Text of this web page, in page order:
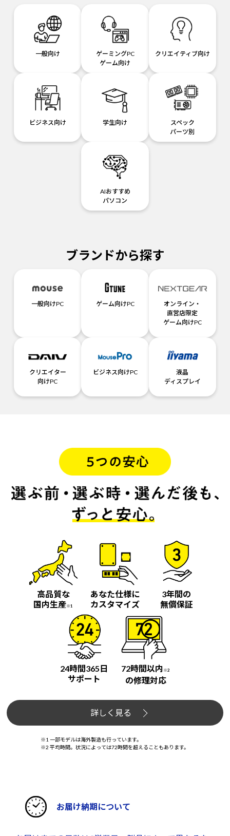
一般向け
ゲーミングPC
ゲーム向け
クリエイティブ向け
ビジネス向け 学生向け
スペック
パーツ別
AIおすすめ
パソコン
ブランドから探す
一般向けPC ゲーム向けPC
オンライン・
直営店限定
ゲーム向けPC
クリエイター
向けPC
ビジネス向けPC
液晶
ディスプレイ
高品質な
国内生産※1
あなた仕様に
カスタマイズ
3年間の
無償保証
24時間365日
サポート
72時間以内 ※2
の修理対応
詳しく見る
※1 一部モデルは海外製造も行っています。
※2 平均時間。状況によっては72時間を超えることもあります。
お届け納期について